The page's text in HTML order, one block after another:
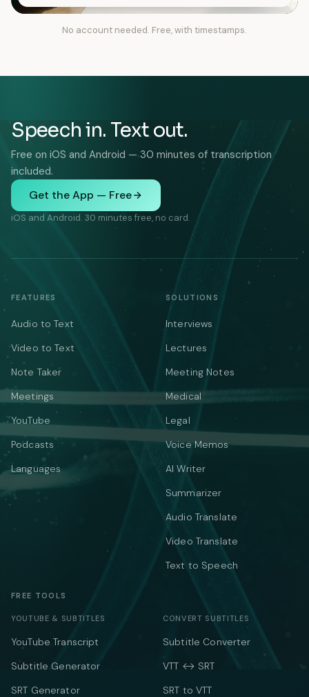
No account needed. Free, with timestamps.
Speech in. Text out.
Free on iOS and Android — 30 minutes of transcription
included.
Get the App — Free
iOS and Android. 30 minutes free, no card.
FEATURES
Audio to Text
Video to Text
Note Taker
Meetings
YouTube
Podcasts
Languages
SOLUTIONS
Interviews
Lectures
Meeting Notes
Medical
Legal
Voice Memos
AI Writer
Summarizer
Audio Translate
Video Translate
Text to Speech
FREE TOOLS
YOUTUBE & SUBTITLES
YouTube Transcript
Subtitle Generator
SRT Generator
CONVERT SUBTITLES
Subtitle Converter
VTT ↔ SRT
SRT to VTT